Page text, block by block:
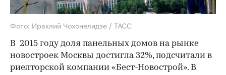
Фото: Ираклий Чохонелидзе / ТАСС
В 2015 году доля панельных домов на рынке
новостроек Москвы достигла 32%, подсчитали в
риелторской компании «Бест-Новострой». В